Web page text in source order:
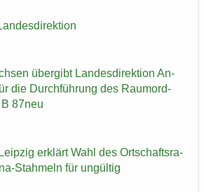
über­gibt Lan­des­di­rek­ti­on An­
die Durch­füh­rung des Raum­ord­
87neu
er­klärt Wahl des Ort­schafts­ra­
​Stahmeln für un­gül­tig